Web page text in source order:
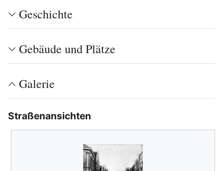
Geschichte
Gebäude und Plätze
Galerie
Straßenansichten